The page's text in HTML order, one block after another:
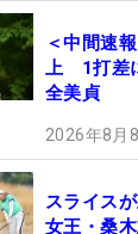
＜中間速
上 1打差
全美貞
2026年8月
スライス
女王・桑